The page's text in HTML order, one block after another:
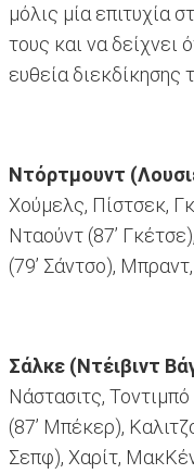
μόλις μία επιτυχία
τους και να δείχνει
ευθεία διεκδίκησης
Ντόρτμουντ
Χούμελς, Πίστσεκ,
Νταούντ (87’
(79’ Σάντσο),
Σάλκε (Ντέιβιντ
Νάστασιτς,
(87’ Μπέκερ),
Σεπφ), Χαρίτ,